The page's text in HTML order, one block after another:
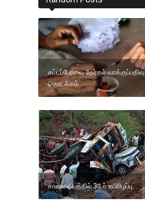
சட்டப்பேரவை தேர்தல் வாக்குப்பதிவு
தொடக்கம்.
சாலை விபத்தில் 3பேர் உயிரிழப்பு